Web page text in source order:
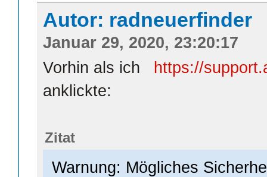
Autor: radneuerfinder
Januar 29, 2020, 23:20:17
Vorhin als ich
https://
anklickte:
Zitat
Warnung: Mögliches